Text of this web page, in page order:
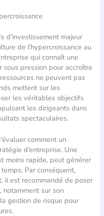
d’investissement majeur
de l’hypercroissance au
qui connaît une
pression pour accroître
ne peuvent pas
mettent sur les
les véritables objectifs
les dirigeants dans
spectaculaires.
comment un
d’entreprise. Une
moins rapide, peut générer
Par conséquent,
il est recommandé de poser
notamment sur son
gestion de risque pour